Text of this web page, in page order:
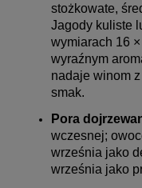
stożkowate,
Jagody kuliste
wymiarach 16
wyraźnym
nadaje winom
smak.
Pora
wczesnej;
września jako
września jako